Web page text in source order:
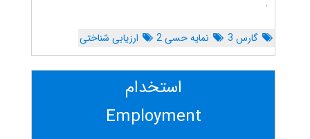
.
گارس 3 نمایه حسی 2 ارزیابی شناختی
استخدام
Employment